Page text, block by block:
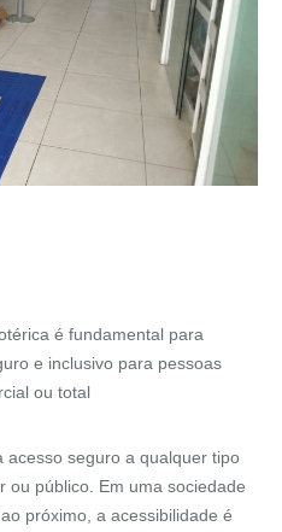
é fundamental para
e inclusivo para pessoas
ou total
acesso seguro a qualquer tipo
ou público. Em uma sociedade
próximo, a acessibilidade é